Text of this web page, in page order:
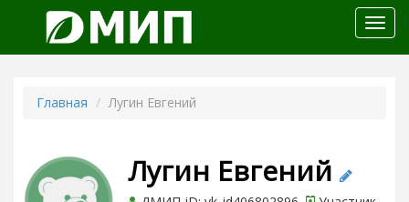
меню
Главная Лугин Евгений
Лугин Евгений